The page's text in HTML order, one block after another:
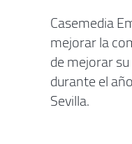
Casemedia
mejorar la
de mejorar
durante el
Sevilla.